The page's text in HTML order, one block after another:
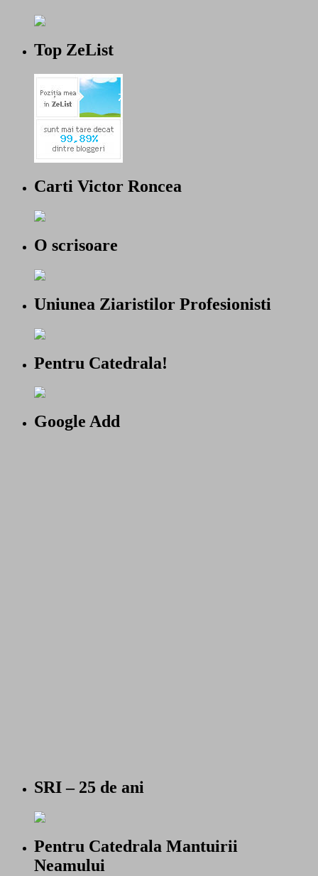
Top ZeList
Carti Victor Roncea
O scrisoare
Uniunea Ziaristilor Profesionisti
Pentru Catedrala!
Google Add
SRI – 25 de ani
Pentru Catedrala Mantuirii
Neamului